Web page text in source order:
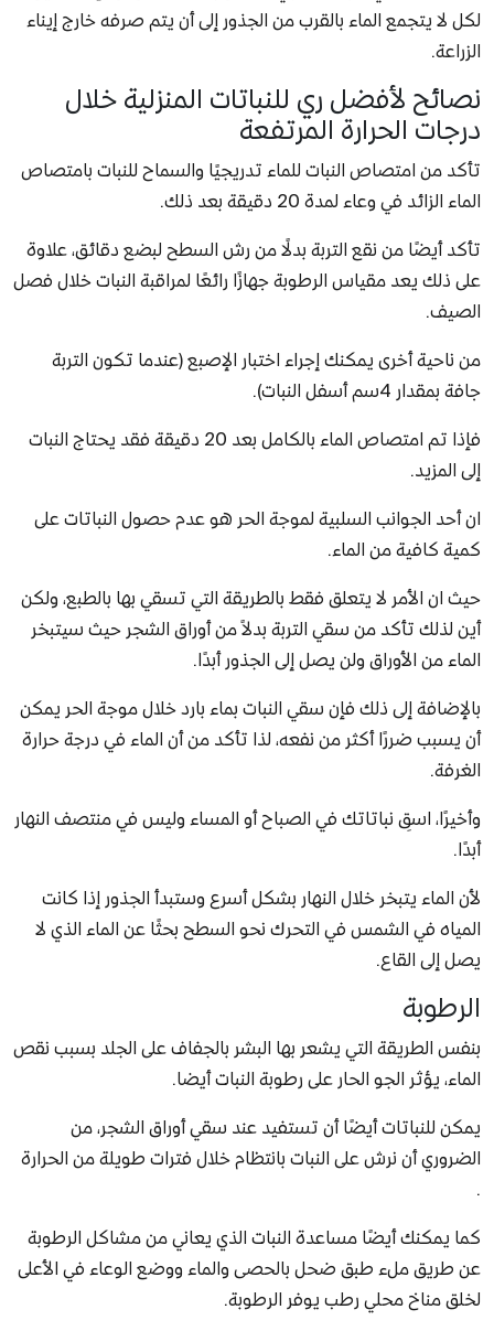
لكل لا يتجمع الماء بالقرب من الجذور إلى أن يتم صرفه خارج إيناء
الزراعة.
نصائح لأفضل ري للنباتات المنزلية خلال
درجات الحرارة المرتفعة
تأكد من امتصاص النبات للماء تدريجيًا والسماح للنبات بامتصاص
الماء الزائد في وعاء لمدة 20 دقيقة بعد ذلك.
تأكد أيضًا من نقع التربة بدلًا من رش السطح لبضع دقائق، علاوة
على ذلك يعد مقياس الرطوبة جهازًا رائعًا لمراقبة النبات خلال فصل
الصيف.
من ناحية أخرى يمكنك إجراء اختبار الإصبع (عندما تكون التربة
جافة بمقدار 4سم أسفل النبات).
فإذا تم امتصاص الماء بالكامل بعد 20 دقيقة فقد يحتاج النبات
إلى المزيد.
ان أحد الجوانب السلبية لموجة الحر هو عدم حصول النباتات على
كمية كافية من الماء.
حيث ان الأمر لا يتعلق فقط بالطريقة التي تسقي بها بالطبع، ولكن
أين لذلك تأكد من سقي التربة بدلاً من أوراق الشجر حيث سيتبخر
الماء من الأوراق ولن يصل إلى الجذور أبدًا.
بالإضافة إلى ذلك فإن سقي النبات بماء بارد خلال موجة الحر يمكن
أن يسبب ضررًا أكثر من نفعه، لذا تأكد من أن الماء في درجة حرارة
الغرفة.
وأخيرًا، اسقِ نباتاتك في الصباح أو المساء وليس في منتصف النهار
أبدًا.
لأن الماء يتبخر خلال النهار بشكل أسرع وستبدأ الجذور إذا كانت
المياه في الشمس في التحرك نحو السطح بحثًا عن الماء الذي لا
يصل إلى القاع.
الرطوبة
بنفس الطريقة التي يشعر بها البشر بالجفاف على الجلد بسبب نقص
الماء، يؤثر الجو الحار على رطوبة النبات أيضا.
يمكن للنباتات أيضًا أن تستفيد عند سقي أوراق الشجر، من
الضروري أن نرش على النبات بانتظام خلال فترات طويلة من الحرارة
.
كما يمكنك أيضًا مساعدة النبات الذي يعاني من مشاكل الرطوبة
عن طريق ملء طبق ضحل بالحصى والماء ووضع الوعاء في الأعلى
لخلق مناخ محلي رطب يوفر الرطوبة.